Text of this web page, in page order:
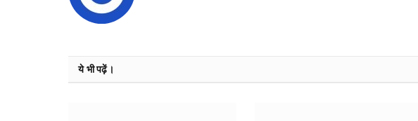
ये भी पढ़ें।